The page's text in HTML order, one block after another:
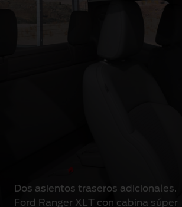
Dos asientos traseros adicionales.
Ford Ranger XLT con cabina súper